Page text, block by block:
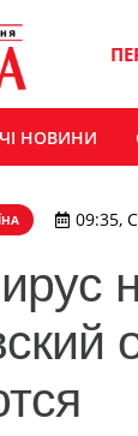
НОВИНИ
09:35,